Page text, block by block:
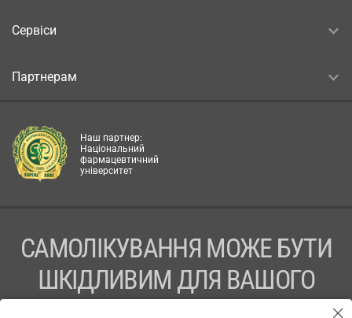
Сервіси
Партнерам
Наш партнер:
Національний
фармацевтичний
університет
САМОЛІКУВАННЯ МОЖЕ БУТИ
ШКІДЛИВИМ ДЛЯ ВАШОГО